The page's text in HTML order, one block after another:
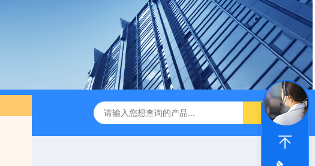
D2008-W柯力D2008-W数字仪表 D39-W-CAN物联网称重显示仪表宁波